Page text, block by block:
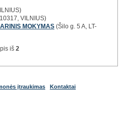
VILNIUS)
MOKYMAS (Šilo g. 5 A, LT-
iš 2
įtraukimas Kontaktai